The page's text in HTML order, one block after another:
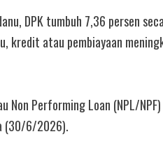
DPK tumbuh 7,36 persen
atau pembiayaan
Non Performing Loan (NPL/
(30/6/2026).